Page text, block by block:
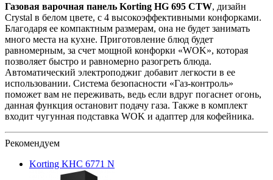
Газовая варочная панель Korting HG 695 CTW, дизайн
Crystal в белом цвете, с 4 высокоэффективными конфорками.
Благодаря ее компактным размерам, она не будет занимать
много места на кухне. Приготовление блюд будет
равномерным, за счет мощной конфорки «WOK», которая
позволяет быстро и равномерно разогреть блюда.
Автоматический электроподжиг добавит легкости в ее
использовании. Система безопасности «Газ-контроль»
поможет вам не переживать, ведь если вдруг погаснет огонь,
данная функция остановит подачу газа. Также в комплект
входит чугунная подставка WOK и адаптер для кофейника.
Рекомендуем
Korting KHC 6771 N